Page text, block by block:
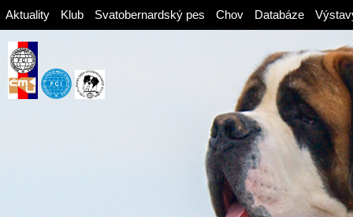
Aktuality Klub Svatobernardský pes Chov Databáze